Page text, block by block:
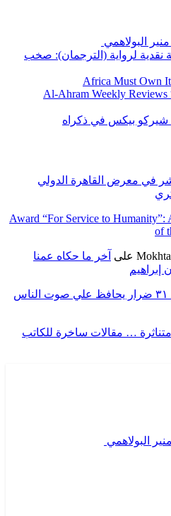
البولاهمي
نقدية لرواية (الترجمان): صخب
Africa Must Own
Al-Ahram Weekly Reviews
شيركو بيكس في ذكراه
في معرض القاهرة الدولي
Award “For Service to Humanity”:
of
على آخر ما حكاه عمنا
كلاكيت ٣١ ضرار يحافظ علي صوت الناس
… مقالات ساخرة للكاتب